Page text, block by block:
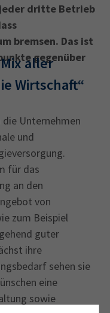
dritte Betrieb
bremsen. Das ist
gegenüber
aller
Wirtschaft“
Unternehmen
und
für das
an den
von
zum Beispiel
guter
ihre
sehen sie
eine
sowie